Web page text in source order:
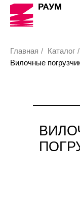
Главная / Каталог /
Вилочные